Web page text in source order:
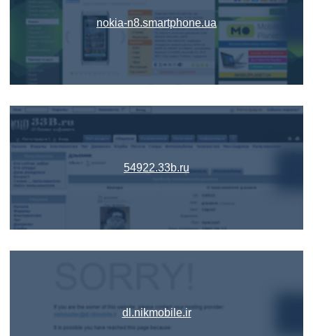
nokia-n8.smartphone.ua
54922.33b.ru
dl.nikmobile.ir